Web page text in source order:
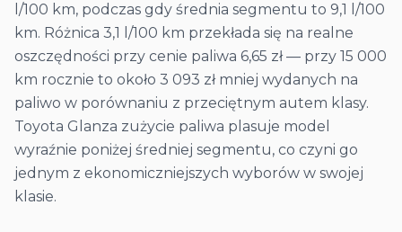
l/100 km, podczas gdy średnia segmentu to 9,1 l/100
km. Różnica 3,1 l/100 km przekłada się na realne
oszczędności przy cenie paliwa 6,65 zł — przy 15 000
km rocznie to około 3 093 zł mniej wydanych na
paliwo w porównaniu z przeciętnym autem klasy.
Toyota Glanza zużycie paliwa plasuje model
wyraźnie poniżej średniej segmentu, co czyni go
jednym z ekonomiczniejszych wyborów w swojej
klasie.